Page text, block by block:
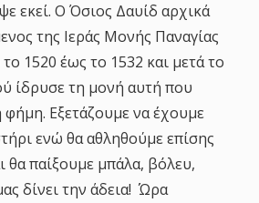
εκεί. Ο Όσιος Δαυίδ αρχικά
της Ιεράς Μονής Παναγίας
1520 έως το 1532 και μετά το
ίδρυσε τη μονή αυτή που
φήμη. Εξετάζουμε να έχουμε
ενώ θα αθληθούμε επίσης
θα παίξουμε μπάλα, βόλευ,
δίνει την άδεια! Ώρα